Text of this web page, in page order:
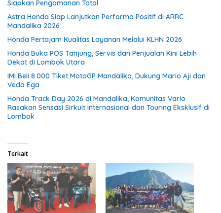
Siapkan Pengamanan Total
Astra Honda Siap Lanjutkan Performa Positif di ARRC
Mandalika 2026
Honda Pertajam Kualitas Layanan Melalui KLHN 2026
Honda Buka POS Tanjung, Servis dan Penjualan Kini Lebih
Dekat di Lombok Utara
IMI Beli 8.000 Tiket MotoGP Mandalika, Dukung Mario Aji dan
Veda Ega
Honda Track Day 2026 di Mandalika, Komunitas Vario
Rasakan Sensasi Sirkuit Internasional dan Touring Eksklusif di
Lombok
Terkait